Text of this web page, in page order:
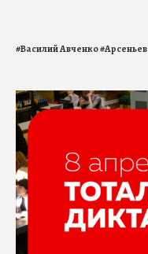
#Василий Авченко#Арсеньев